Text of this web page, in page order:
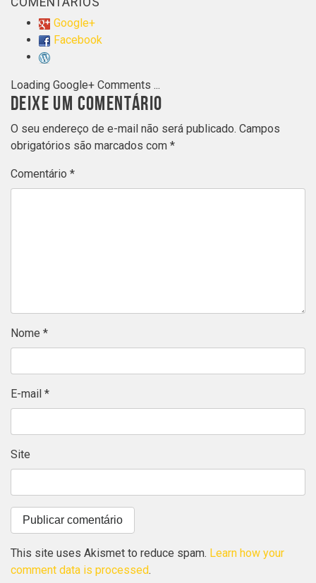
Google+
Facebook
Loading Google+ Comments ...
DEIXE UM COMENTÁRIO
O seu endereço de e-mail não será publicado. Campos
obrigatórios são marcados com *
Comentário *
Nome *
E-mail *
Site
This site uses Akismet to reduce spam. Learn how your
comment data is processed.